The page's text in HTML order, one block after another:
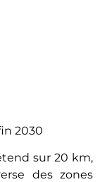
2030
sur 20 km,
des zones